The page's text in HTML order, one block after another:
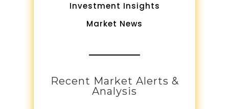
Investment Insights
Market News
Recent Market Alerts &
Analysis